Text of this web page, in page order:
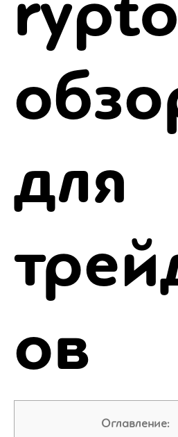
для
ов
Оглавление: